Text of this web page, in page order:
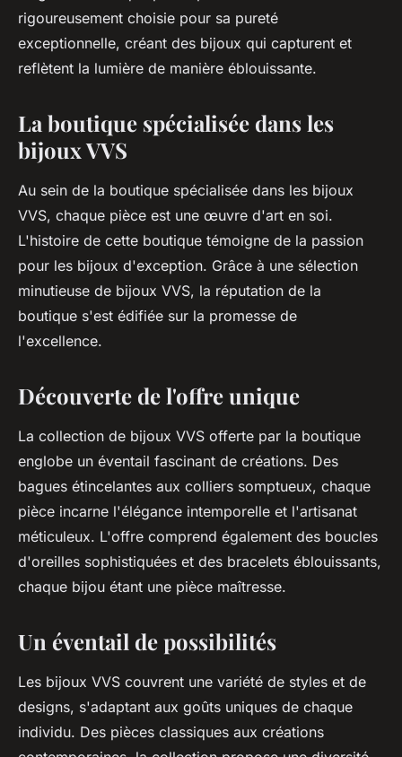
rigoureusement choisie pour sa pureté
exceptionnelle, créant des bijoux qui capturent et
reflètent la lumière de manière éblouissante.
La boutique spécialisée dans les
bijoux VVS
Au sein de la boutique spécialisée dans les bijoux
VVS, chaque pièce est une œuvre d'art en soi.
L'histoire de cette boutique témoigne de la passion
pour les bijoux d'exception. Grâce à une sélection
minutieuse de bijoux VVS, la réputation de la
boutique s'est édifiée sur la promesse de
l'excellence.
Découverte de l'offre unique
La collection de bijoux VVS offerte par la boutique
englobe un éventail fascinant de créations. Des
bagues étincelantes aux colliers somptueux, chaque
pièce incarne l'élégance intemporelle et l'artisanat
méticuleux. L'offre comprend également des boucles
d'oreilles sophistiquées et des bracelets éblouissants,
chaque bijou étant une pièce maîtresse.
Un éventail de possibilités
Les bijoux VVS couvrent une variété de styles et de
designs, s'adaptant aux goûts uniques de chaque
individu. Des pièces classiques aux créations